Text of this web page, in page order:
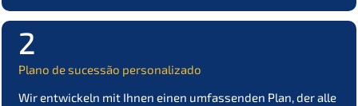
2
Plano de suces­são personalizado
Wir entwi­ckeln mit Ihnen einen umfas­sen­den Plan, der alle